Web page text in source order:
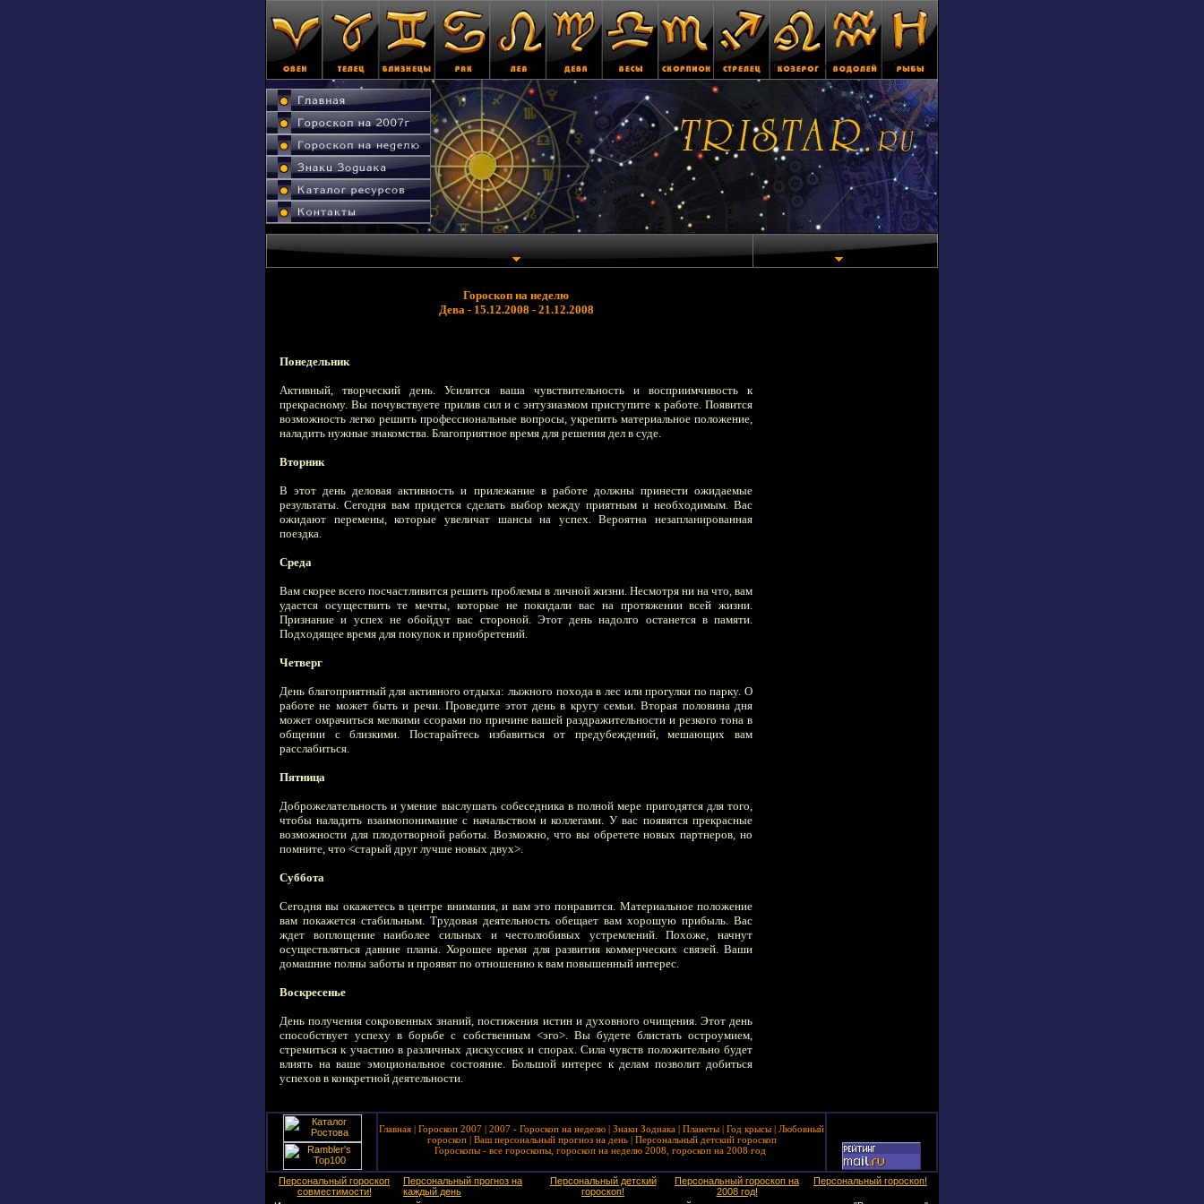
Гороскоп на неделю
Дева - 15.12.2008 - 21.12.2008
Понедельник
Активный, творческий день. Усилится ваша чувствительность и восприимчивость к
прекрасному. Вы почувствуете прилив сил и с энтузиазмом приступите к работе. Появится
возможность легко решить профессиональные вопросы, укрепить материальное положение,
наладить нужные знакомства. Благоприятное время для решения дел в суде.
Вторник
В этот день деловая активность и прилежание в работе должны принести ожидаемые
результаты. Сегодня вам придется сделать выбор между приятным и необходимым. Вас
ожидают перемены, которые увеличат шансы на успех. Вероятна незапланированная
поездка.
Среда
Вам скорее всего посчастливится решить проблемы в личной жизни. Несмотря ни на что, вам
удастся осуществить те мечты, которые не покидали вас на протяжении всей жизни.
Признание и успех не обойдут вас стороной. Этот день надолго останется в памяти.
Подходящее время для покупок и приобретений.
Четверг
День благоприятный для активного отдыха: лыжного похода в лес или прогулки по парку. О
работе не может быть и речи. Проведите этот день в кругу семьи. Вторая половина дня
может омрачиться мелкими ссорами по причине вашей раздражительности и резкого тона в
общении с близкими. Постарайтесь избавиться от предубеждений, мешающих вам
расслабиться.
Пятница
Доброжелательность и умение выслушать собеседника в полной мере пригодятся для того,
чтобы наладить взаимопонимание с начальством и коллегами. У вас появятся прекрасные
возможности для плодотворной работы. Возможно, что вы обретете новых партнеров, но
помните, что <старый друг лучше новых двух>.
Суббота
Сегодня вы окажетесь в центре внимания, и вам это понравится. Материальное положение
вам покажется стабильным. Трудовая деятельность обещает вам хорошую прибыль. Вас
ждет воплощение наиболее сильных и честолюбивых устремлений. Похоже, начнут
осуществляться давние планы. Хорошее время для развития коммерческих связей. Ваши
домашние полны заботы и проявят по отношению к вам повышенный интерес.
Воскресенье
День получения сокровенных знаний, постижения истин и духовного очищения. Этот день
способствует успеху в борьбе с собственным <эго>. Вы будете блистать остроумием,
стремиться к участию в различных дискуссиях и спорах. Сила чувств положительно будет
влиять на ваше эмоциональное состояние. Большой интерес к делам позволит добиться
успехов в конкретной деятельности.
Главная | Гороскоп 2007 | 2007 - Гороскоп на неделю | Знаки Зодиака | Планеты | Год крысы | Любовный
гороскоп| Ваш персональный прогноз на день| Персональный детский гороскоп
Гороскопы - все гороскопы, гороскоп на неделю 2008, гороскоп на 2008 год
Персональный гороскоп
совместимости!
Персональный прогноз на
каждый день
Персональный детский
гороскоп!
Персональный гороскоп на
2008 год!
Персональный гороскоп!